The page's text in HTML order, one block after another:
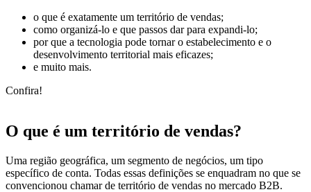
o que é exatamente um território de vendas;
como organizá-lo e que passos dar para expandi-lo;
por que a tecnologia pode tornar o estabelecimento e o
desenvolvimento territorial mais eficazes;
e muito mais.
Confira!
O que é um território de vendas?
Uma região geográfica, um segmento de negócios, um tipo
específico de conta. Todas essas definições se enquadram no que se
convencionou chamar de território de vendas no mercado B2B.